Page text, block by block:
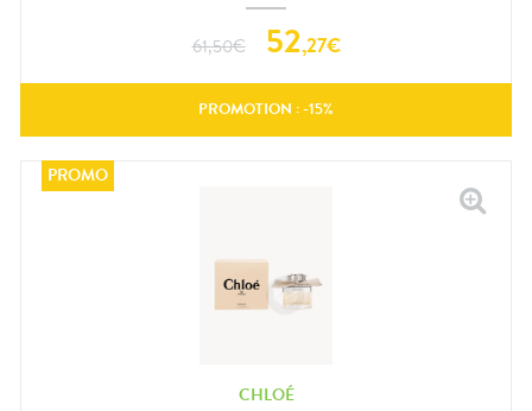
61,50€ 52,27€
PROMOTION : -15%
CHLOÉ